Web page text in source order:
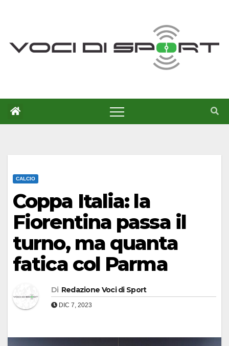
CALCIO
Coppa Italia: la
Fiorentina passa il
turno, ma quanta
fatica col Parma
Di Redazione Voci di Sport
DIC 7, 2023